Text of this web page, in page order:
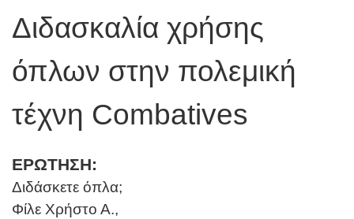
Διδασκαλία χρήσης
όπλων στην πολεμική
τέχνη Combatives
ΕΡΩΤΗΣΗ:
Διδάσκετε όπλα;
Φίλε Χρήστο Α.,